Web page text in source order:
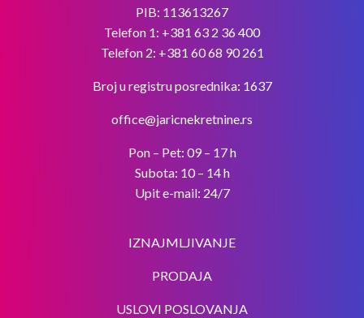
PIB: 113613267
Telefon 1: +381 63 2 36 400
Telefon 2: +381 60 68 90 261
Broj u registru posrednika: 1637
office@jaricnekretnine.rs
Pon – Pet: 09 – 17 h
Subota: 10 – 14 h
Upit e-mail: 24/7
IZNAJMLJIVANJE
PRODAJA
USLOVI POSLOVANJA